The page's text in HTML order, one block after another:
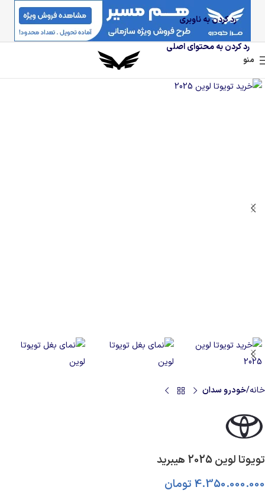
رد کردن به ناوبری
رد کردن به محتوای اصلی
منو
خانه خودرو سدان
تویوتا لوین 2025 هیبرید
4.350.000.000 تومان